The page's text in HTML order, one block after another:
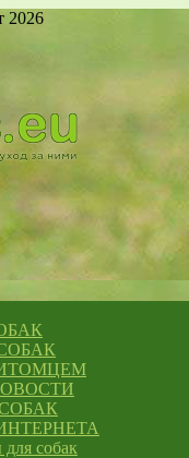
2026
собак